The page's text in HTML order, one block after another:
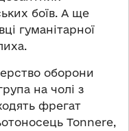
боїв. А ще
гуманітарної
оборони
на чолі з
фрегат
Tonnere,